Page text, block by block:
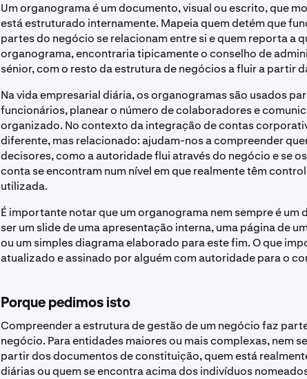
Um organograma é um documento, visual ou escrito, que
está estruturado internamente. Mapeia quem detém que
partes do negócio se relacionam entre si e quem reporta a
organograma, encontraria tipicamente o conselho de
sénior, com o resto da estrutura de negócios a fluir a partir
Na vida empresarial diária, os organogramas são usados
funcionários, planear o número de colaboradores e
organizado. No contexto da integração de contas
diferente, mas relacionado: ajudam-nos a compreender
decisores, como a autoridade flui através do negócio e se
conta se encontram num nível em que realmente têm
utilizada.
É importante notar que um organograma nem sempre é
ser um slide de uma apresentação interna, uma página de
ou um simples diagrama elaborado para este fim. O que
atualizado e assinado por alguém com autoridade para o
Porque pedimos isto
Compreender a estrutura de gestão de um negócio faz
negócio. Para entidades maiores ou mais complexas, nem
partir dos documentos de constituição, quem está
diárias ou quem se encontra acima dos indivíduos